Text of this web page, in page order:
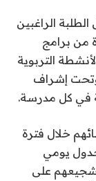
الراغبين
من برامج
التربوية
وتحت إشراف
في كل مدرسة.
خلال فترة
جدول يومي
على